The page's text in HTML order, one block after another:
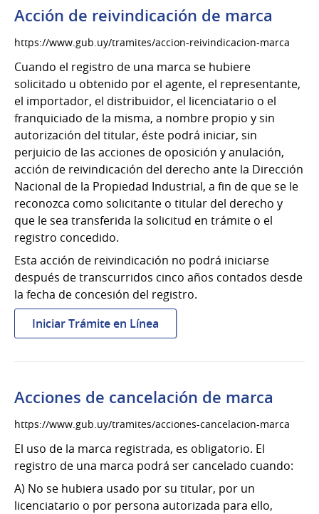
de
marca
Acción de reivindicación de marca
https://www.gub.uy/tramites/accion-reivindicacion-marca
Cuando el registro de una marca se hubiere
solicitado u obtenido por el agente, el representante,
el importador, el distribuidor, el licenciatario o el
franquiciado de la misma, a nombre propio y sin
autorización del titular, éste podrá iniciar, sin
perjuicio de las acciones de oposición y anulación,
acción de reivindicación del derecho ante la Dirección
Nacional de la Propiedad Industrial, a fin de que se le
reconozca como solicitante o titular del derecho y
que le sea transferida la solicitud en trámite o el
registro concedido.
Esta acción de reivindicación no podrá iniciarse
después de transcurridos cinco años contados desde
la fecha de concesión del registro.
Iniciar Trámite en Línea
Acción
de
marca
Acciones de cancelación de marca
https://www.gub.uy/tramites/acciones-cancelacion-marca
El uso de la marca registrada, es obligatorio. El
registro de una marca podrá ser cancelado cuando:
A) No se hubiera usado por su titular, por un
licenciatario o por persona autorizada para ello,